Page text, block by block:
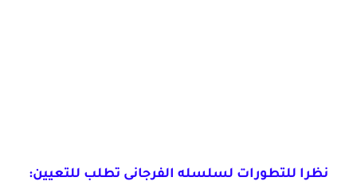
نظرا للتطورات لسلسله الفرجانى تطلب للتعيين: